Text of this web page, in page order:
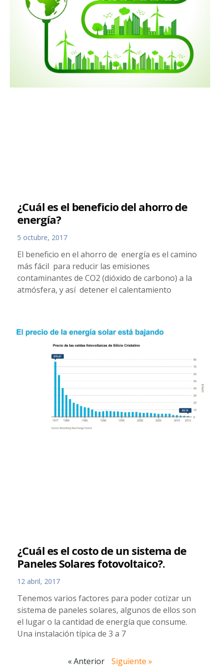
¿Cuál es el beneficio del ahorro de
energía?
5 octubre, 2017
El beneficio en el ahorro de energía es el camino
más fácil para reducir las emisiones
contaminantes de CO2 (dióxido de carbono) a la
atmósfera, y así detener el calentamiento
¿Cuál es el costo de un sistema de
Paneles Solares fotovoltaico?.
12 abril, 2017
Tenemos varios factores para poder cotizar un
sistema de paneles solares, algunos de ellos son
el lugar o la cantidad de energía que consume.
Una instalación típica de 3 a 7
« Anterior Siguiente »